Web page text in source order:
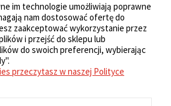
ZAKUPY
REGULAMIN
im technologie umożliwiają poprawne
nam dostosować ofertę do
zaakceptować wykorzystanie przez
i przejść do sklepu lub
do swoich preferencji, wybierając
przeczytasz w naszej Polityce